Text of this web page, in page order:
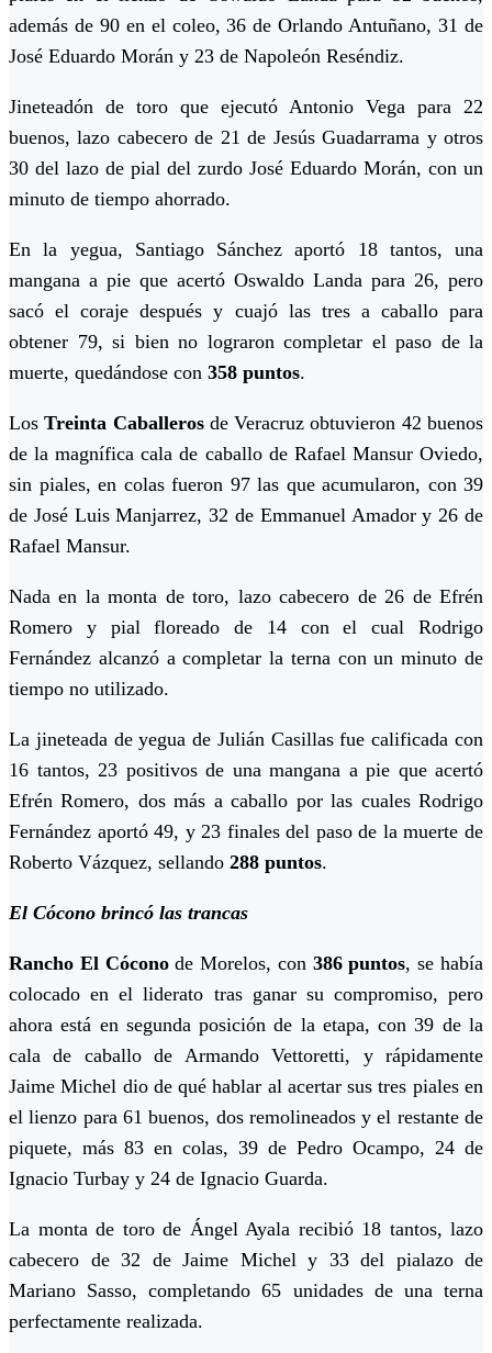
además de 90 en el coleo, 36 de Orlando Antuñano, 31 de
José Eduardo Morán y 23 de Napoleón Reséndiz.
Jineteadón de toro que ejecutó Antonio Vega para 22
buenos, lazo cabecero de 21 de Jesús Guadarrama y otros
30 del lazo de pial del zurdo José Eduardo Morán, con un
minuto de tiempo ahorrado.
En la yegua, Santiago Sánchez aportó 18 tantos, una
mangana a pie que acertó Oswaldo Landa para 26, pero
sacó el coraje después y cuajó las tres a caballo para
obtener 79, si bien no lograron completar el paso de la
muerte, quedándose con 358 puntos.
LosTreinta Caballerosde Veracruz obtuvieron 42 buenos
de la magnífica cala de caballo de Rafael Mansur Oviedo,
sin piales, en colas fueron 97 las que acumularon, con 39
de José Luis Manjarrez, 32 de Emmanuel Amador y 26 de
Rafael Mansur.
Nada en la monta de toro, lazo cabecero de 26 de Efrén
Romero y pial floreado de 14 con el cual Rodrigo
Fernández alcanzó a completar la terna con un minuto de
tiempo no utilizado.
La jineteada de yegua de Julián Casillas fue calificada con
16 tantos, 23 positivos de una mangana a pie que acertó
Efrén Romero, dos más a caballo por las cuales Rodrigo
Fernández aportó 49, y 23 finales del paso de la muerte de
Roberto Vázquez, sellando 288 puntos.
El Cócono brincó las trancas
Rancho El Cóconode Morelos, con 386 puntos, se había
colocado en el liderato tras ganar su compromiso, pero
ahora está en segunda posición de la etapa, con 39 de la
cala de caballo de Armando Vettoretti, y rápidamente
Jaime Michel dio de qué hablar al acertar sus tres piales en
el lienzo para 61 buenos, dos remolineados y el restante de
piquete, más 83 en colas, 39 de Pedro Ocampo, 24 de
Ignacio Turbay y 24 de Ignacio Guarda.
La monta de toro de Ángel Ayala recibió 18 tantos, lazo
cabecero de 32 de Jaime Michel y 33 del pialazo de
Mariano Sasso, completando 65 unidades de una terna
perfectamente realizada.